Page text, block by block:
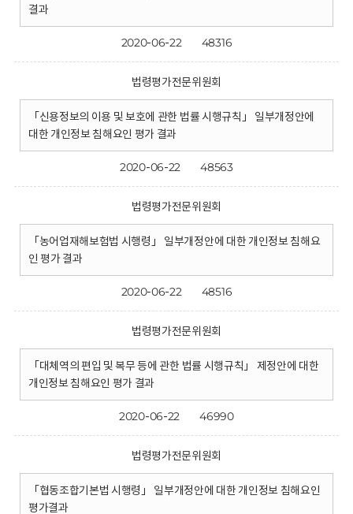
결과
2020-06-22 48316
법령평가전문위원회
「신용정보의 이용 및 보호에 관한 법률 시행규칙」 일부개정안에
대한 개인정보 침해요인 평가 결과
2020-06-22 48563
법령평가전문위원회
「농어업재해보험법 시행령」 일부개정안에 대한 개인정보 침해요
인 평가 결과
2020-06-22 48516
법령평가전문위원회
「대체역의 편입 및 복무 등에 관한 법률 시행규칙」 제정안에 대한
개인정보 침해요인 평가 결과
2020-06-22 46990
법령평가전문위원회
「협동조합기본법 시행령」 일부개정안에 대한 개인정보 침해요인
평가결과